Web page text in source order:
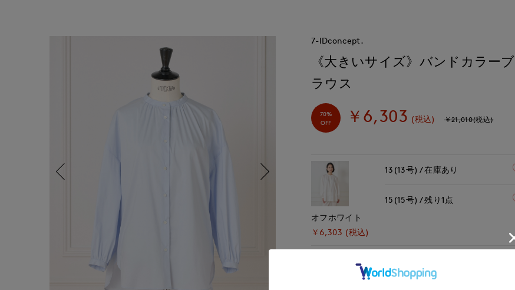
7-IDconcept.
《大きいサイズ》バンドカラーブ
ラウス
70%
OFF
￥6,303 (税込) ￥21,010(税込)
オフホワイト
￥6,303 (税込)
13(13号) 在庫あり
15(15号) 残り1点